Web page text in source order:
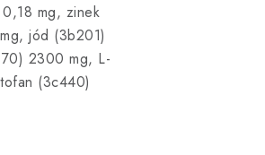
mg, zinek
jód (3b201)
2300 mg, L-
(3c440)